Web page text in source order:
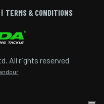
All rights reserved
TERMS & CONDITIONS